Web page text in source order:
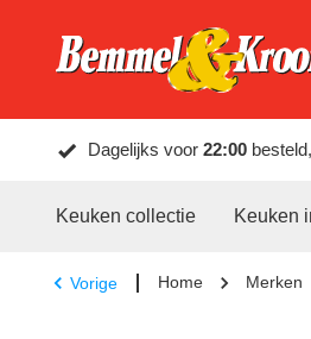
Dagelijks voor 22:00
Keuken collectie Keuken
Vorige Home Merken